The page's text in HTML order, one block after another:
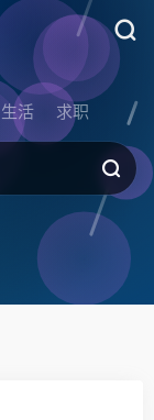
生活 求职